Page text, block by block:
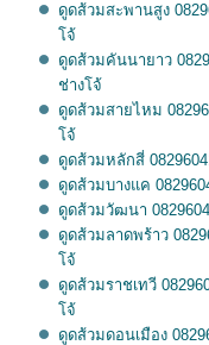
ดูดส้วมสะพานสูง
จ้
ดูดส้วมคันนายาว
ช่างโจ้
ดูดส้วมสายไหม
จ้
ดูดส้วมหลักสี่
ดูดส้วมบางแค
ดูดส้วมวัฒนา
ดูดส้วมลาดพร้าว
จ้
ดูดส้วมราชเทวี
จ้
ดูดส้วมดอนเมือง